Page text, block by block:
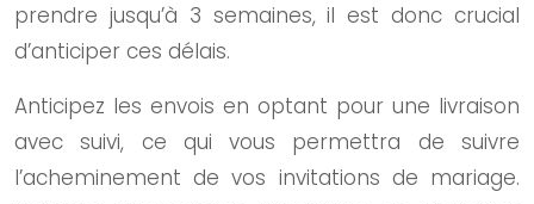
prendre jusqu’à 3 semaines, il est donc crucial
d’anticiper ces délais.
Anticipez les envois en optant pour une livraison
avec suivi, ce qui vous permettra de suivre
l’acheminement de vos invitations de mariage.